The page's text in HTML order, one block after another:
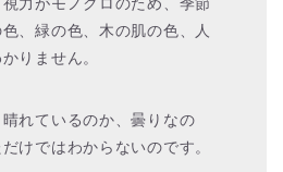
、緑の色、木の肌の色、人
りません。
れているのか、曇りなの
けではわからないのです。